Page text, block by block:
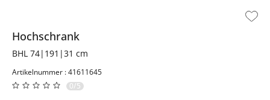
Hochschrank
BHL 74|191|31 cm
Artikelnummer : 41611645
0/5